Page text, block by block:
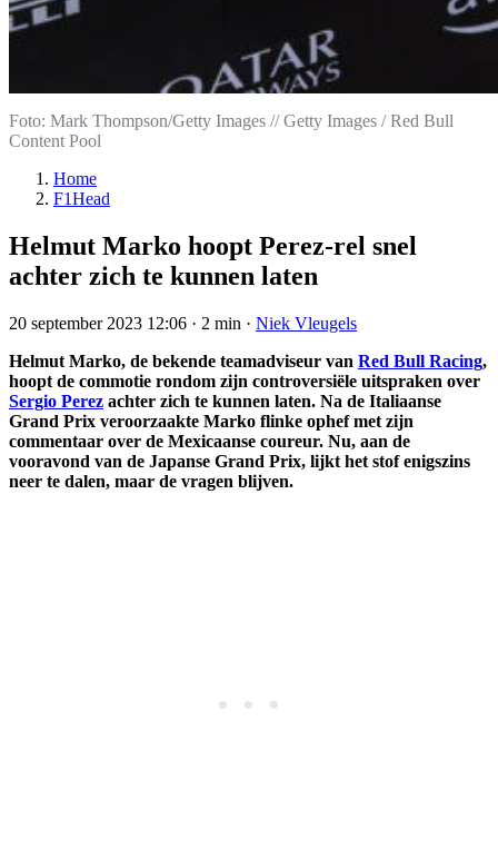
Foto: Mark Thompson/Getty Images // Getty Images / Red Bull
Content Pool
Home
F1Head
Helmut Marko hoopt Perez-rel snel
achter zich te kunnen laten
20 september 2023 12:06 · 2 min · Niek Vleugels
Helmut Marko, de bekende teamadviseur van Red Bull Racing,
hoopt de commotie rondom zijn controversiële uitspraken over
Sergio Perez achter zich te kunnen laten. Na de Italiaanse
Grand Prix veroorzaakte Marko flinke ophef met zijn
commentaar over de Mexicaanse coureur. Nu, aan de
vooravond van de Japanse Grand Prix, lijkt het stof enigszins
neer te dalen, maar de vragen blijven.